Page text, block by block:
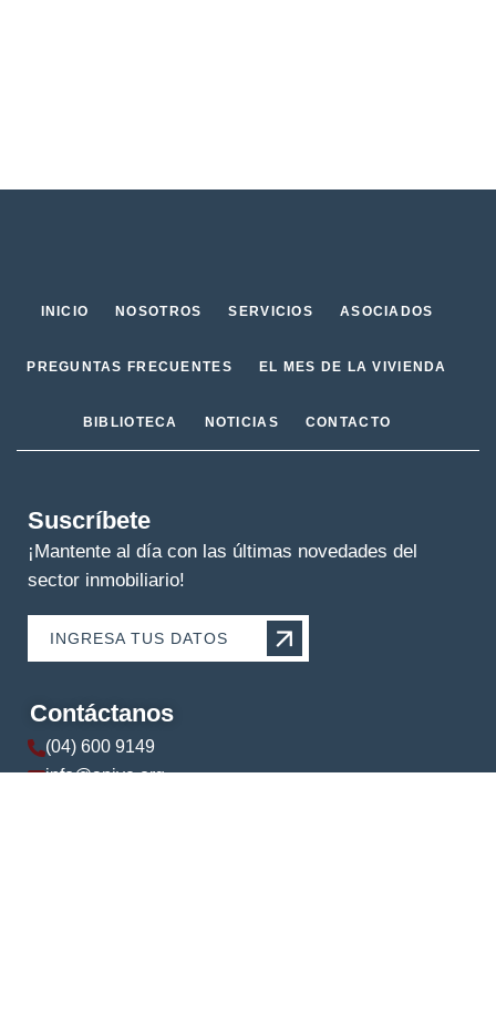
INICIO NOSOTROS SERVICIOS ASOCIADOS
PREGUNTAS FRECUENTES EL MES DE LA VIVIENDA
BIBLIOTECA NOTICIAS CONTACTO
Suscríbete
¡Mantente al día con las últimas novedades del
sector inmobiliario!
INGRESA TUS DATOS
Contáctanos
(04) 600 9149
info@apive.org